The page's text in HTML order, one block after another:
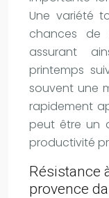
Une variété
chances de
assurant
printemps
souvent une
rapidement
peut être un
productivité
Résistance
provence